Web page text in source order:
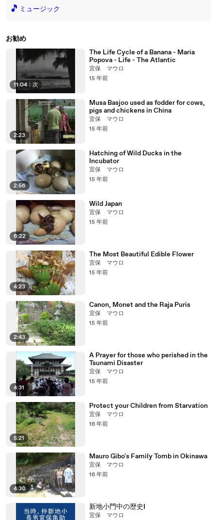
🎵 ミュージック
お勧め
11:04 次
The Life Cycle of a Banana - Maria
Popova - Life - The Atlantic
宜保 マウロ
15 年前
2:23
Musa Basjoo used as fodder for cows,
pigs and chickens in China
宜保 マウロ
15 年前
2:56
Hatching of Wild Ducks in the
Incubator
宜保 マウロ
15 年前
6:22
Wild Japan
宜保 マウロ
15 年前
4:23
The Most Beautiful Edible Flower
宜保 マウロ
15 年前
2:43
Canon, Monet and the Raja Puris
宜保 マウロ
15 年前
4:31
A Prayer for those who perished in the
Tsunami Disaster
宜保 マウロ
15 年前
5:21
Protect your Children from Starvation
宜保 マウロ
16 年前
4:30
Mauro Gibo's Family Tomb in Okinawa
宜保 マウロ
16 年前
新地小門中の歴史I
宜保 マウロ